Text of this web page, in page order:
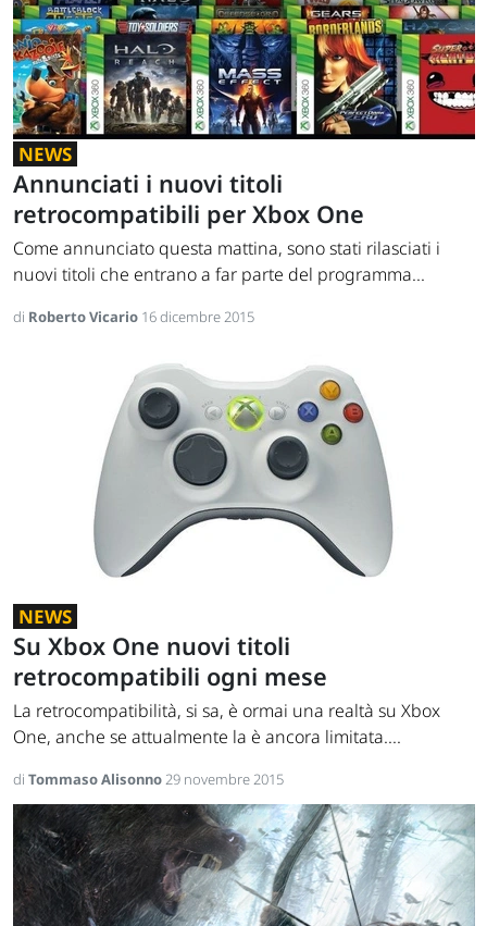
NEWS
Annunciati i nuovi titoli
retrocompatibili per Xbox One
Come annunciato questa mattina, sono stati rilasciati i
nuovi titoli che entrano a far parte del programma...
di Roberto Vicario 16 dicembre 2015
NEWS
Su Xbox One nuovi titoli
retrocompatibili ogni mese
La retrocompatibilità, si sa, è ormai una realtà su Xbox
One, anche se attualmente la è ancora limitata....
di Tommaso Alisonno29 novembre 2015